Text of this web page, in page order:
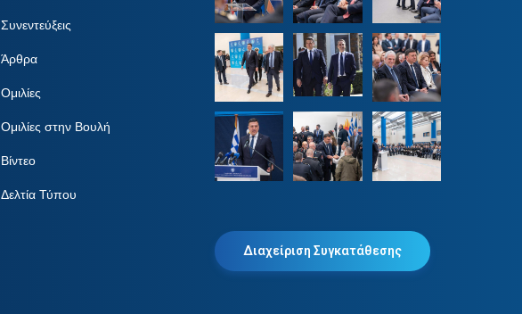
Συνεντεύξεις
Άρθρα
Ομιλίες
Ομιλίες στην Βουλή
Βίντεο
Δελτία Τύπου
Διαχείριση Συγκατάθεσης